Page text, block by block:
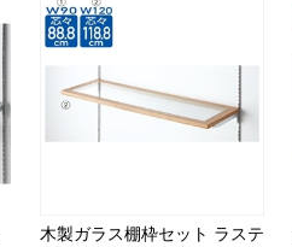
木製ガラス棚枠セット ラステ